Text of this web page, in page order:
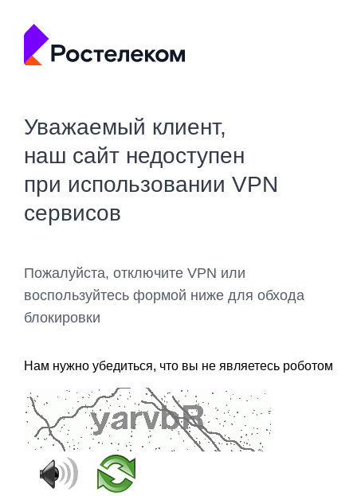
Уважаемый клиент,
наш сайт недоступен
при использовании VPN
сервисов
Пожалуйста, отключите VPN или
воспользуйтесь формой ниже для обхода
блокировки
Нам нужно убедиться, что вы не являетесь роботом